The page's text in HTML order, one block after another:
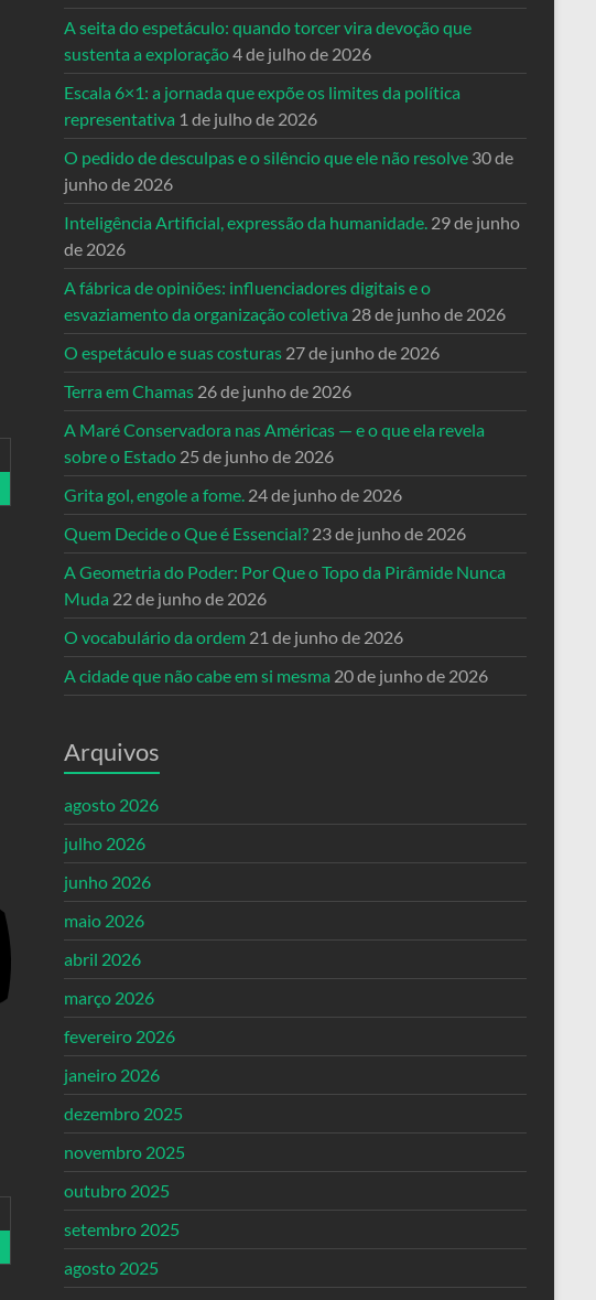
A seita do espetáculo: quando torcer vira devoção que
sustenta a exploração4 de julho de 2026
Escala 6×1: a jornada que expõe os limites da política
representativa 1 de julho de 2026
O pedido de desculpas e o silêncio que ele não resolve 30 de
junho de 2026
Inteligência Artificial, expressão da humanidade. 29 de junho
de 2026
A fábrica de opiniões: influenciadores digitais e o
esvaziamento da organização coletiva 28 de junho de 2026
O espetáculo e suas costuras 27 de junho de 2026
Terra em Chamas 26 de junho de 2026
A Maré Conservadora nas Américas — e o que ela revela
sobre o Estado 25 de junho de 2026
Grita gol, engole a fome. 24 de junho de 2026
Quem Decide o Que é Essencial? 23 de junho de 2026
A Geometria do Poder: Por Que o Topo da Pirâmide Nunca
Muda 22 de junho de 2026
O vocabulário da ordem 21 de junho de 2026
A cidade que não cabe em si mesma 20 de junho de 2026
Arquivos
agosto 2026
julho 2026
junho 2026
maio 2026
abril 2026
março 2026
fevereiro 2026
janeiro 2026
dezembro 2025
novembro 2025
outubro 2025
setembro 2025
agosto 2025